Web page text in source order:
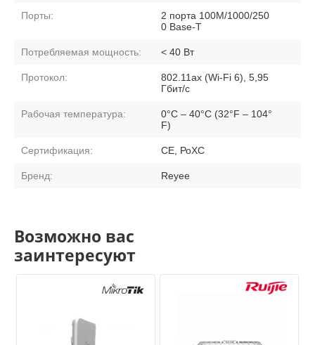
Порты:
2 порта 100M/1000/250
0 Base-T
Потребляемая мощность: < 40 Вт
Протокол:
802.11ax (Wi-Fi 6), 5,95
Гбит/с
Рабочая температура:
0°C – 40°C (32°F – 104°
F)
Сертификация: СЕ, РоХС
Бренд: Reyee
Возможно вас
заинтересуют